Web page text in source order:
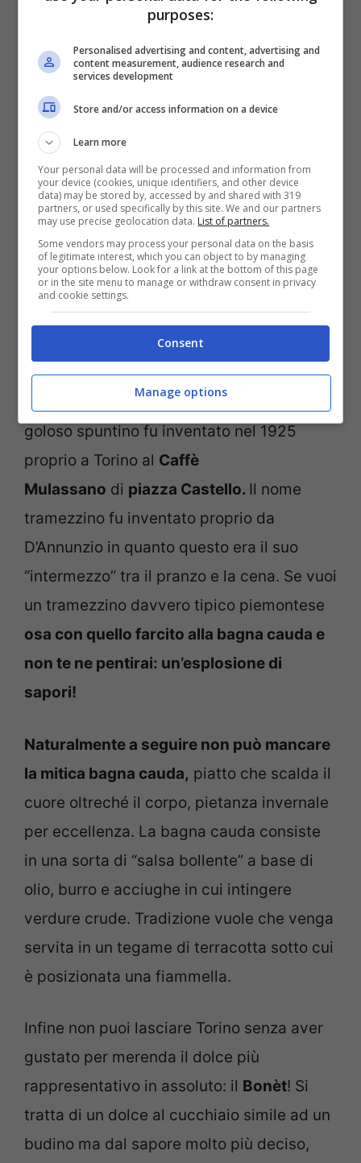
sua maestà il tramezzino.
Torino: non puoi non provare queste
specialità/Lavocetorino.it
E’ vero che i tramezzini li fanno ovunque
ma come li fanno a Torino non li troverai in
nessun altra città italiana. Infatti questo
goloso spuntino fu inventato nel 1925
proprio a Torino al Caffè
Mulassano di piazza Castello. Il nome
tramezzino fu inventato proprio da
D’Annunzio in quanto questo era il suo
“intermezzo” tra il pranzo e la cena. Se vuoi
un tramezzino davvero tipico piemontese
osa con quello farcito alla bagna cauda e
non te ne pentirai: un’esplosione di
sapori!
Naturalmente a seguire non può mancare
la mitica bagna cauda, piatto che scalda il
cuore oltreché il corpo, pietanza invernale
per eccellenza. La bagna cauda consiste
in una sorta di “salsa bollente” a base di
olio, burro e acciughe in cui intingere
verdure crude. Tradizione vuole che venga
servita in un tegame di terracotta sotto cui
è posizionata una fiammella.
Infine non puoi lasciare Torino senza aver
gustato per merenda il dolce più
rappresentativo in assoluto: il Bonèt! Si
tratta di un dolce al cucchiaio simile ad un
budino ma dal sapore molto più deciso,
purposes:
Personalised advertising and content, advertising and
content measurement, audience research and
services development
Store and/or access information on a device
Learn more
Your personal data will be processed and information from
your device (cookies, unique identifiers, and other device
data) may be stored by, accessed by and shared with 319
partners, or used specifically by this site. We and our partners
may use precise geolocation data. List of partners.
Some vendors may process your personal data on the basis
of legitimate interest, which you can object to by managing
your options below. Look for a link at the bottom of this page
or in the site menu to manage or withdraw consent in privacy
and cookie settings.
Consent
Manage options